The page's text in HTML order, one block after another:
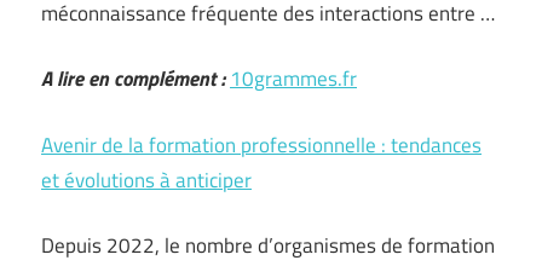
méconnaissance fréquente des interactions entre …
A lire en complément : 10grammes.fr
Avenir de la formation professionnelle : tendances
et évolutions à anticiper
Depuis 2022, le nombre d’organismes de formation